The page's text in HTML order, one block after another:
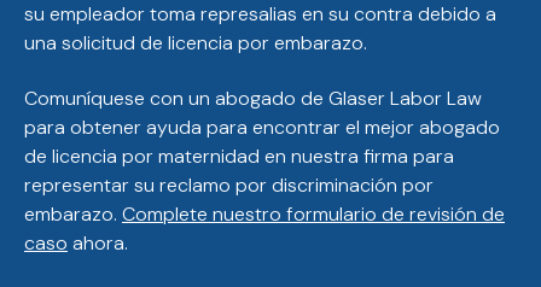
su empleador toma represalias en su contra debido a
una solicitud de licencia por embarazo.
Comuníquese con un abogado de Glaser Labor Law
para obtener ayuda para encontrar el mejor abogado
de licencia por maternidad en nuestra firma para
representar su reclamo por discriminación por
embarazo. Complete nuestro formulario de revisión de
caso ahora.